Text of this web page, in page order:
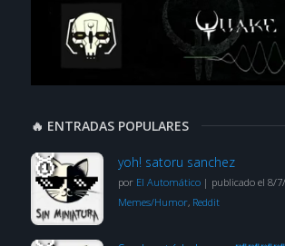
🔥 ENTRADAS POPULARES
yoh! satoru sanchez
por El Automático| publicado el 8/
Memes/Humor, Reddit